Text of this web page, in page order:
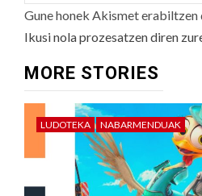
Gune honek Akismet
Ikusi nola prozesatzen diren
MORE STORIES
LUDOTEKA NABARMENDUAK